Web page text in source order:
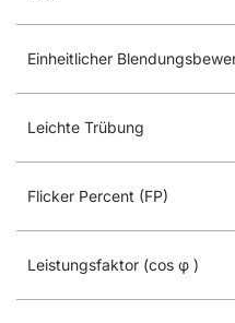
Einheitlicher
Leichte Trübung
Flicker Percent (FP)
Leistungsfaktor (cos φ )